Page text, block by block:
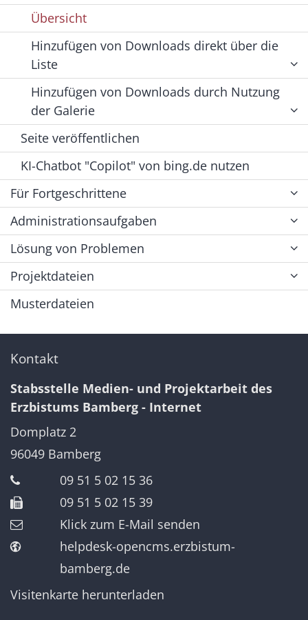
Übersicht
Hinzufügen von Downloads direkt über die
Liste
Hinzufügen von Downloads durch Nutzung
der Galerie
Seite veröffentlichen
KI-Chatbot "Copilot" von bing.de nutzen
Für Fortgeschrittene
Administrationsaufgaben
Lösung von Problemen
Projektdateien
Musterdateien
Kontakt
Stabsstelle Medien- und Projektarbeit des
Erzbistums Bamberg - Internet
Domplatz 2
96049 Bamberg
09 51 5 02 15 36
09 51 5 02 15 39
Klick zum E-Mail senden
helpdesk-opencms.erzbistum-
bamberg.de
Visitenkarte herunterladen